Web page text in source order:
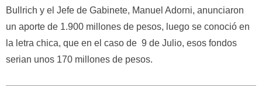
Bullrich y el Jefe de Gabinete, Manuel Adorni, anunciaron
un aporte de 1.900 millones de pesos, luego se conoció en
la letra chica, que en el caso de 9 de Julio, esos fondos
serian unos 170 millones de pesos.